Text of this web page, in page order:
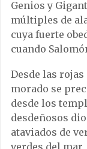
Genios y
múltiples de
cuya fuerte
cuando
Desde las rojas
morado se
desde los
desdeñosos
ataviados de
verdes del mar